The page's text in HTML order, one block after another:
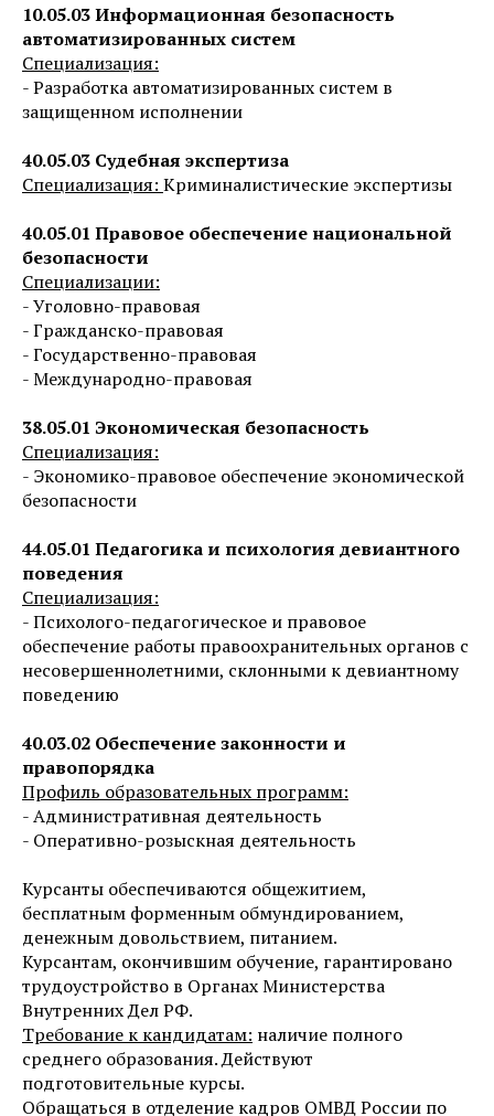
10.05.03 Информационная безопасность
автоматизированных систем
Специализация:
- Разработка автоматизированных систем в
защищенном исполнении
40.05.03 Судебная экспертиза
Специализация: Криминалистические экспертизы
40.05.01 Правовое обеспечение национальной
безопасности
Специализации:
- Уголовно-правовая
- Гражданско-правовая
- Государственно-правовая
- Международно-правовая
38.05.01 Экономическая безопасность
Специализация:
- Экономико-правовое обеспечение экономической
безопасности
44.05.01 Педагогика и психология девиантного
поведения
Специализация:
- Психолого-педагогическое и правовое
обеспечение работы правоохранительных органов с
несовершеннолетними, склонными к девиантному
поведению
40.03.02 Обеспечение законности и
правопорядка
Профиль образовательных программ:
- Административная деятельность
- Оперативно-розыскная деятельность
Курсанты обеспечиваются общежитием,
бесплатным форменным обмундированием,
денежным довольствием, питанием.
Курсантам, окончившим обучение, гарантировано
трудоустройство в Органах Министерства
Внутренних Дел РФ.
Требование к кандидатам: наличие полного
среднего образования. Действуют
подготовительные курсы.
Обращаться в отделение кадров ОМВД России по